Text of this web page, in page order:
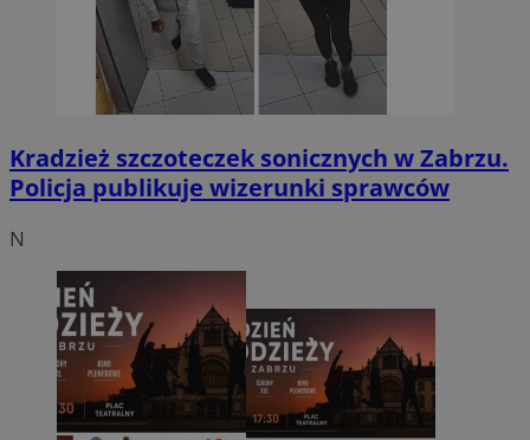
Kradzież szczoteczek sonicznych w Zabrzu.
Policja publikuje wizerunki sprawców
N